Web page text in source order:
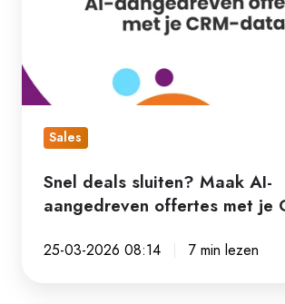
offertes
met
CRM-
data
Sales
Snel deals sluiten? Maak AI-
aangedreven offertes met je
25-03-2026 08:14 7 min lezen